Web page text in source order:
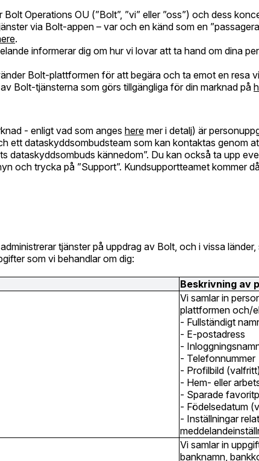
Operations OU (”Bolt”, ”vi” eller ”oss”) och dess
via Bolt-appen – var och en känd som en
.
informerar dig om hur vi lovar att ta hand om dina
Bolt-plattformen för att begära och ta emot en resa
Bolt-tjänsterna som görs tillgängliga för din marknad på
- enligt vad som anges here mer i detalj) är
ett dataskyddsombudsteam som kan kontaktas genom
dataskyddsombuds kännedom”. Du kan också ta upp
och trycka på ”Support”. Kundsupportteamet kommer
tjänster på uppdrag av Bolt, och i vissa
som vi behandlar om dig:
Beskrivning av
Vi samlar in
plattformen och/
- Fullständigt
- E-postadress
-
- Telefonnummer
- Profilbild
- Hem- eller
- Sparade
- Födelsedatum
- Inställningar
Vi samlar in
banknamn,